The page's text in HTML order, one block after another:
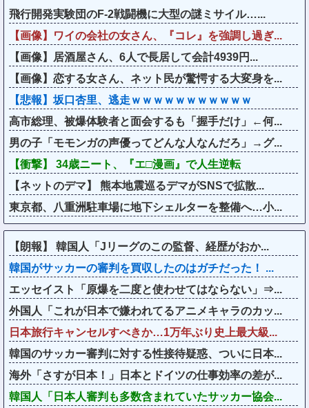
飛行開発実験団のF-2戦闘機に大型の謎ミサイル…...
【画像】ワイの会社の女さん、『コレ』を強調し過ぎ...
【画像】居酒屋さん、6人で長居して会計4939円...
【画像】恋する女さん、ネット民が驚愕する大変身を...
【悲報】坂口杏里、逃走ｗｗｗｗｗｗｗｗｗｗｗ
高市総理、被爆体験者と面会するも「握手だけ」←何...
男の子「モモンガの声優ってどんな人なんだろ」→グ...
【衝撃】 34歳ニート、『エ□漫画』で人生逆転
【ネットのデマ】 熊本地震巡るデマがSNSで拡散...
東京都、八重洲駐車場に地下シェルターを整備へ…小...
【朗報】 韓国人「Jリーグのこの監督、経歴がおか...
韓国がサッカーの審判を買収したのはガチだった！ ...
エッセイスト「原爆を二度と使わせてはならない」⇒...
外国人「これが日本で嫌われてるアニメキャラのカッ...
日本旅行キャンセルすべきか…1万年ぶり史上最大級...
韓国のサッカー審判に対する性接待疑惑、ついに日本...
海外「さすが日本！」日本とドイツの仕事効率の差が...
韓国人「日本人審判も多数含まれていたサッカー協会...